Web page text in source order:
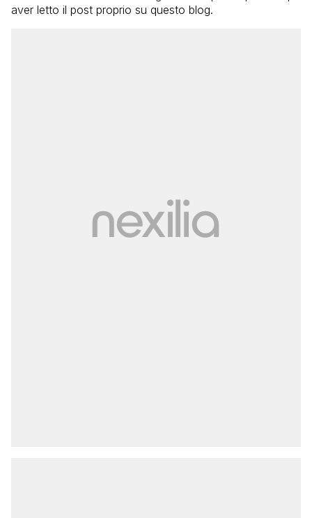
aver letto il post proprio su questo blog.